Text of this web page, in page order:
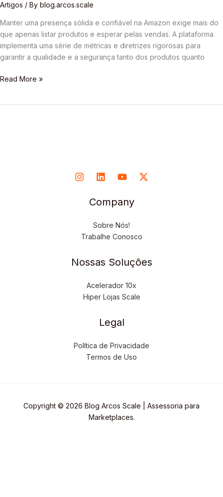
Artigos / By blog.arcos.scale
Manter uma presença sólida e confiável na Amazon exige mais do
que apenas listar produtos e esperar pelas vendas. A plataforma
implementa uma série de métricas e diretrizes rigorosas para
garantir a qualidade e a segurança tanto dos produtos quanto
Amazon
Melhorar
Sua
Reputação
Read More »
Company
Sobre Nós!
Trabalhe Conosco
Nossas Soluções
Acelerador 10x
Hiper Lojas Scale
Legal
Política de Privacidade
Termos de Uso
Copyright © 2026 Blog Arcos Scale | Assessoria para
Marketplaces.